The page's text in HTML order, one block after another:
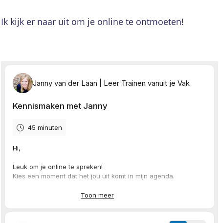
Ik kijk er naar uit om je online te ontmoeten!